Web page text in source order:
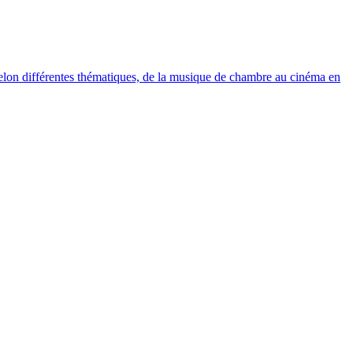
différentes thématiques, de la musique de chambre au cinéma en